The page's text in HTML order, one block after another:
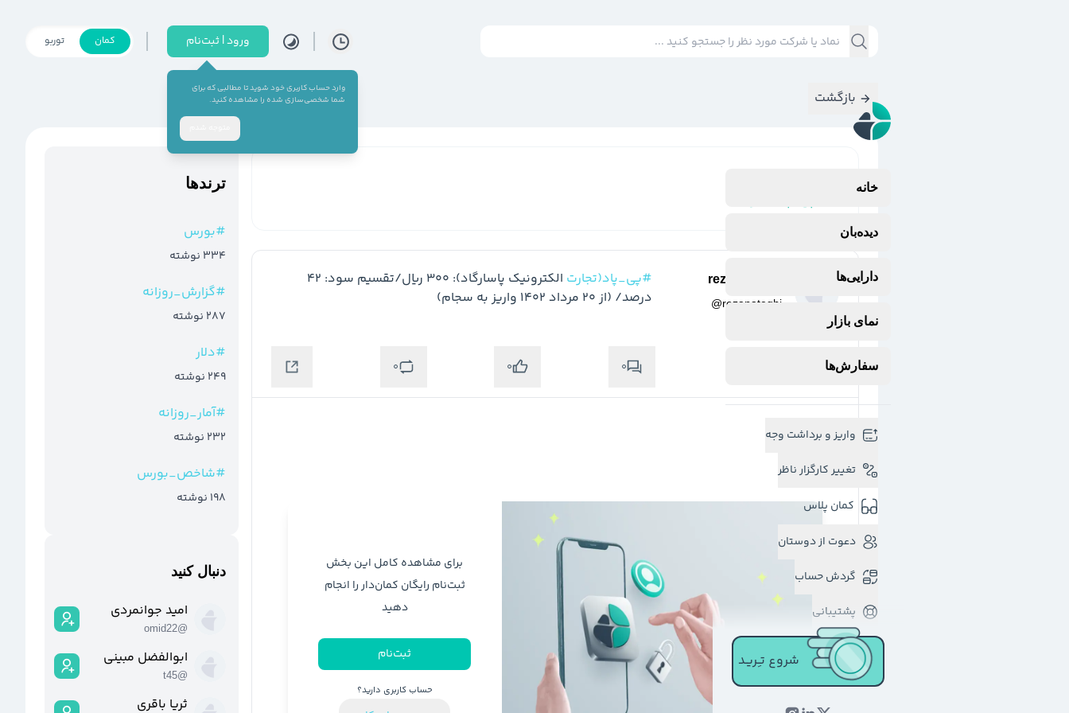
ورود | ثبت‌نام
وارد حساب کاربری خود شوید تا مطالبی که برای
شما شخصی‌سازی شده را مشاهده کنید.
کمان توربو
خانه
دیده‌بان
دارایی‌ها
نمای بازار
سفارش‌ها
واریز و برداشت وجه
تغییر کارگزار ناظر
کمان پلاس
دعوت از دوستان
گردش حساب
پشتیبانی
شروع تـِـریـد
بازگشت
reza nateghi
@rezanateghi
#پی_پاد(تجارت
درصد/ (از 20 مرداد 1402 واریز به سجام)
0
0
0
برای مشاهده کامل این بخش
ثبت‌نام رایگان کمان‌دار را انجام
دهید
ثبت‌نام
حساب کاربری دارید؟
ترند‌ها
#بورس
334 نوشته
#گزارش_روزانه
287 نوشته
#دلار
249 نوشته
#آمار_روزانه
232 نوشته
#شاخص_بورس
198 نوشته
دنبال کنید
امید جوانمردی
@
omid22
ابوالفضل مبینی
@
t45
ثریا باقری